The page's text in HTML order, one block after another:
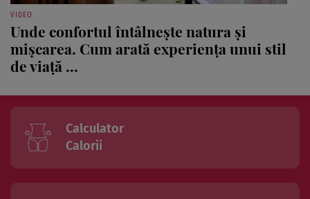
VIDEO
Unde confortul întâlnește natura și
mișcarea. Cum arată experiența unui stil
de viață ...
Calculator
Calorii